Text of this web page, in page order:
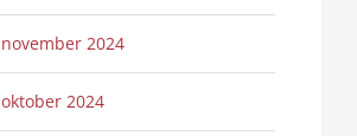
november 2024
oktober 2024